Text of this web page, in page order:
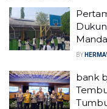
BY
bank